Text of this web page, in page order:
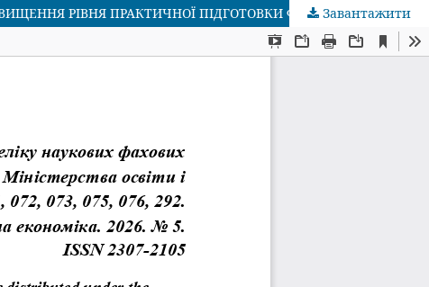
СОЦІАЛЬНО-КОРПОРАТИВНЕ ПАРТНЕРСТВО ЗАКЛАДІВ ВИЩОЇ ОСВІТИ І СУБ’ЄКТІВ ГОСПОДАРЮВАННЯ ЯК ШЛЯХ ПІДВИЩЕННЯ РІВНЯ ПРАКТИЧНОЇ ПІДГОТОВКИ ФАХІВЦІВ ІЗ ВИЩОЮ ОСВІТОЮ
Завантажити